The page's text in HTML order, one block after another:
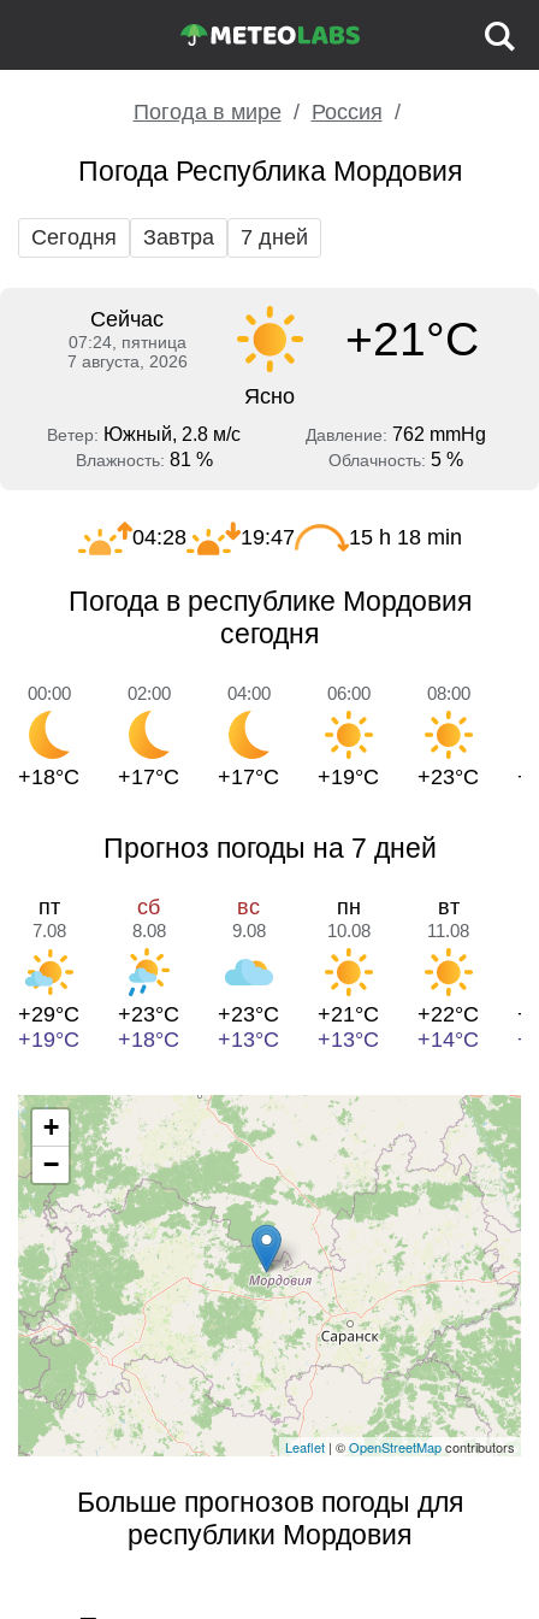
Погода в мире Россия
Погода Республика Мордовия
Сегодня Завтра 7 дней
Сейчас
07:24, пятница
7 августа, 2026
+21°C
Ясно
Ветер: Южный, 2.8 м/с Давление: 762 mmHg
Влажность: 81 % Облачность: 5 %
04:28 19:47 15 h 18 min
Погода в республике Мордовия
сегодня
00:00
+18°C
02:00
+17°C
04:00
+17°C
06:00
+19°C
08:00
+23°C
Прогноз погоды на 7 дней
пт
7.08
+29°C
+19°C
сб
8.08
+23°C
+18°C
вс
9.08
+23°C
+13°C
пн
10.08
+21°C
+13°C
вт
11.08
+22°C
+14°C
+
−
Leaflet | ©OpenStreetMapcontributors
Больше прогнозов погоды для
республики Мордовия